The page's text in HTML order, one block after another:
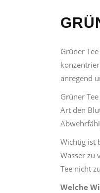
Grüner
anregend
Grüner
Art den
Wichtig ist
Wasser zu
Tee nicht
Welche